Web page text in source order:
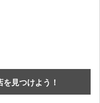
見つけよう！